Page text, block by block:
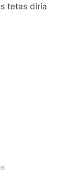
tetas diría